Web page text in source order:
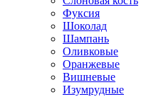
Фуксия
Шоколад
Шампань
Оливковые
Оранжевые
Вишневые
Изумрудные